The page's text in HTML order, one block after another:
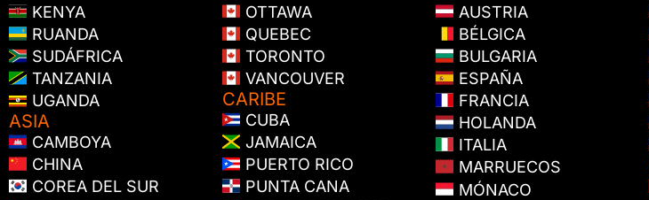
KENYA
RUANDA
SUDÁFRICA
TANZANIA
UGANDA
ASIA
CAMBOYA
CHINA
COREA DEL SUR
OTTAWA
QUEBEC
TORONTO
VANCOUVER
CARIBE
CUBA
JAMAICA
PUERTO RICO
PUNTA CANA
AUSTRIA
BÉLGICA
BULGARIA
ESPAÑA
FRANCIA
HOLANDA
ITALIA
MARRUECOS
MÓNACO